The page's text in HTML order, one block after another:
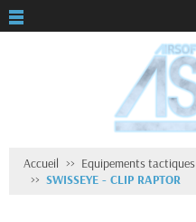
Accueil Equipements tactiques
SWISSEYE - CLIP RAPTOR